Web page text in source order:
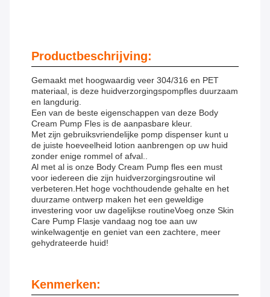
Productbeschrijving:
Gemaakt met hoogwaardig veer 304/316 en PET
materiaal, is deze huidverzorgingspompfles duurzaam
en langdurig.
Een van de beste eigenschappen van deze Body
Cream Pump Fles is de aanpasbare kleur.
Met zijn gebruiksvriendelijke pomp dispenser kunt u
de juiste hoeveelheid lotion aanbrengen op uw huid
zonder enige rommel of afval..
Al met al is onze Body Cream Pump fles een must
voor iedereen die zijn huidverzorgingsroutine wil
verbeteren.Het hoge vochthoudende gehalte en het
duurzame ontwerp maken het een geweldige
investering voor uw dagelijkse routineVoeg onze Skin
Care Pump Flasje vandaag nog toe aan uw
winkelwagentje en geniet van een zachtere, meer
gehydrateerde huid!
Kenmerken: